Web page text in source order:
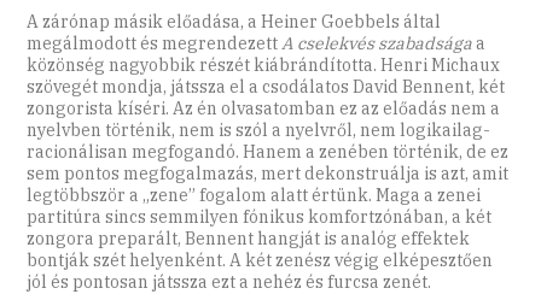
A zárónap másik előadása, a Heiner Goebbels által
megálmodott és megrendezettA cselekvés szabadságaa
közönség nagyobbik részét kiábrándította. Henri Michaux
szövegét mondja, játssza el a csodálatos David Bennent, két
zongorista kíséri. Az én olvasatomban ez az előadás nem a
nyelvben történik, nem is szól a nyelvről, nem logikailag-
racionálisan megfogandó. Hanem a zenében történik, de ez
sem pontos megfogalmazás, mert dekonstruálja is azt, amit
legtöbbször a „zene” fogalom alatt értünk. Maga a zenei
partitúra sincs semmilyen fónikus komfortzónában, a két
zongora preparált, Bennent hangját is analóg effektek
bontják szét helyenként. A két zenész végig elképesztően
jól és pontosan játssza ezt a nehéz és furcsa zenét.